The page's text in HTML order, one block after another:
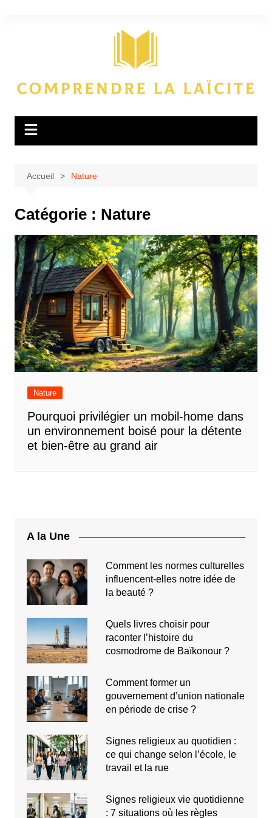
Accueil Nature
Catégorie : Nature
Nature
Pourquoi privilégier un mobil-home dans
un environnement boisé pour la détente
et bien-être au grand air
A la Une
Comment les normes culturelles
influencent-elles notre idée de
la beauté ?
Quels livres choisir pour
raconter l’histoire du
cosmodrome de Baïkonour ?
Comment former un
gouvernement d’union nationale
en période de crise ?
Signes religieux au quotidien :
ce qui change selon l’école, le
travail et la rue
Signes religieux vie quotidienne
: 7 situations où les règles